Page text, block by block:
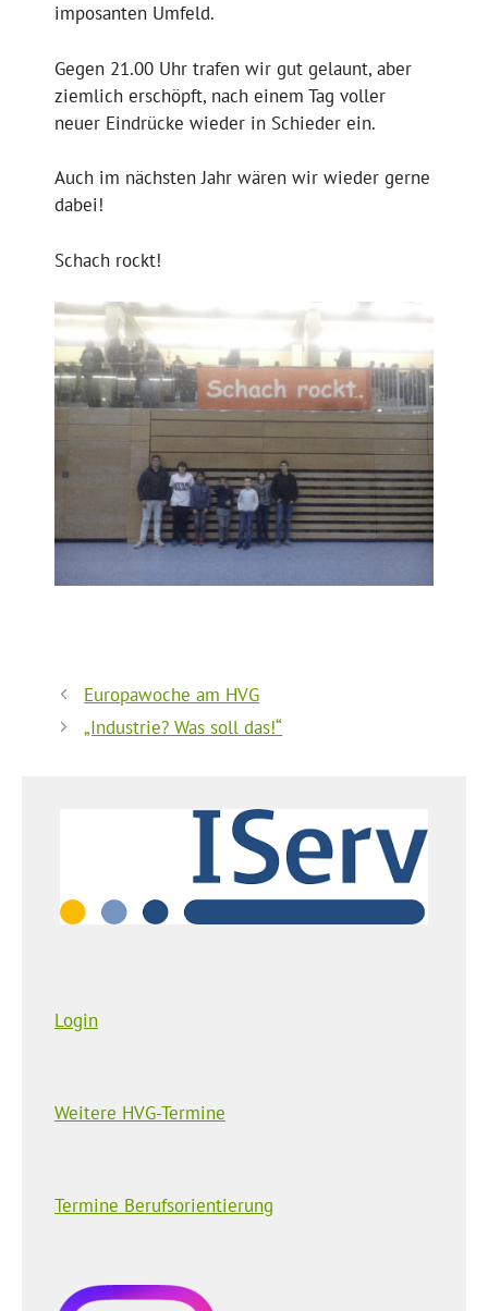
imposanten Umfeld.
Gegen 21.00 Uhr trafen wir gut gelaunt, aber
ziemlich erschöpft, nach einem Tag voller
neuer Eindrücke wieder in Schieder ein.
Auch im nächsten Jahr wären wir wieder gerne
dabei!
Schach rockt!
Europawoche am HVG
„Industrie? Was soll das!“
Login
Weitere HVG-Termine
Termine Berufsorientierung